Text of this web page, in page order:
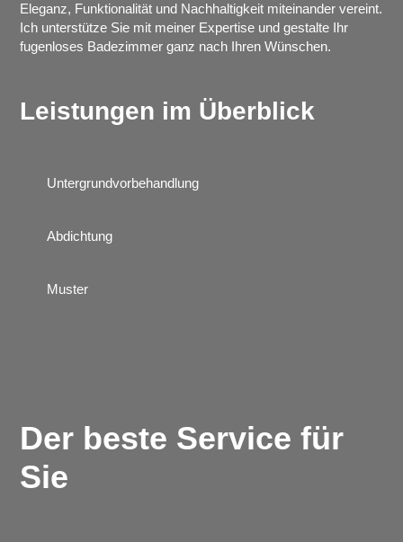
Eleganz, Funktionalität und Nachhaltigkeit miteinander vereint.
Ich unterstütze Sie mit meiner Expertise und gestalte Ihr
fugenloses Badezimmer ganz nach Ihren Wünschen.
Leistungen im Überblick
Untergrundvorbehandlung
Abdichtung
Muster
Der beste Service für
Sie